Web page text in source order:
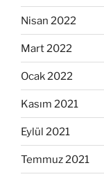
Nisan 2022
Mart 2022
Ocak 2022
Kasım 2021
Eylül 2021
Temmuz 2021